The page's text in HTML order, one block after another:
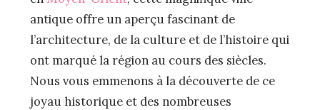
antique offre un aperçu fascinant de
l’architecture, de la culture et de l’histoire qui
ont marqué la région au cours des siècles.
Nous vous emmenons à la découverte de ce
joyau historique et des nombreuses